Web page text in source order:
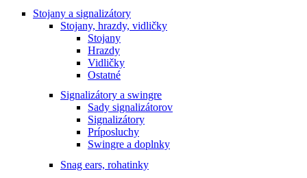
Stojany a signalizátory
Stojany, hrazdy, vidličky
Stojany
Hrazdy
Vidličky
Ostatné
Signalizátory a swingre
Sady signalizátorov
Signalizátory
Príposluchy
Swingre a doplnky
Snag ears, rohatinky